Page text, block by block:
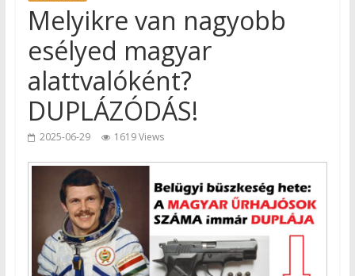
Melyikre van nagyobb
esélyed magyar
alattvalóként?
DUPLÁZÓDÁS!
2025-06-29 1619 Views